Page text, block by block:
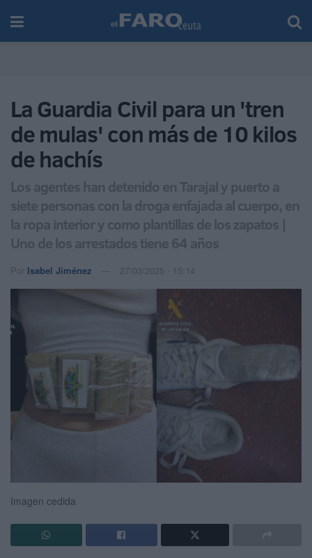
La Guardia Civil para un 'tren
de mulas' con más de 10 kilos
de hachís
Los agentes han detenido en Tarajal y puerto a
siete personas con la droga enfajada al cuerpo, en
la ropa interior y como plantillas de los zapatos |
Uno de los arrestados tiene 64 años
Por Isabel Jiménez 27/03/2025 - 15:14
Imagen cedida